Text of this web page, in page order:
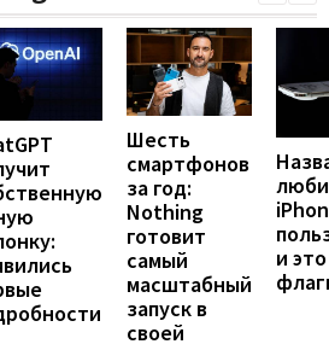
Шесть
смартфонов
за год:
Nothing
готовит
самый
масштабный
запуск в
своей
и